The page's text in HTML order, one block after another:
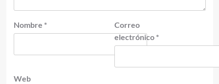
Nombre *
Correo
electrónico *
Web